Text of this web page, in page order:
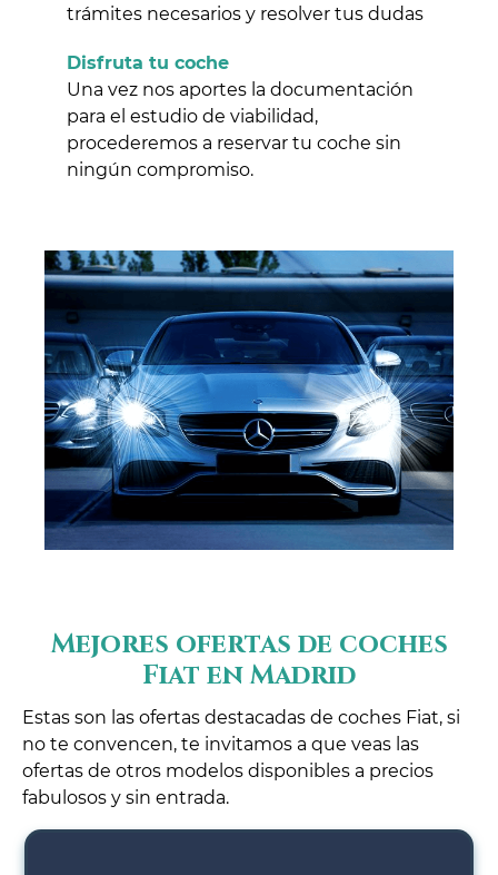
trámites necesarios y resolver tus dudas
Disfruta tu coche
Una vez nos aportes la documentación
para el estudio de viabilidad,
procederemos a reservar tu coche sin
ningún compromiso.
Mejores ofertas de coches
Fiat en Madrid
Estas son las ofertas destacadas de coches Fiat, si
no te convencen, te invitamos a que veas las
ofertas de otros modelos disponibles a precios
fabulosos y sin entrada.